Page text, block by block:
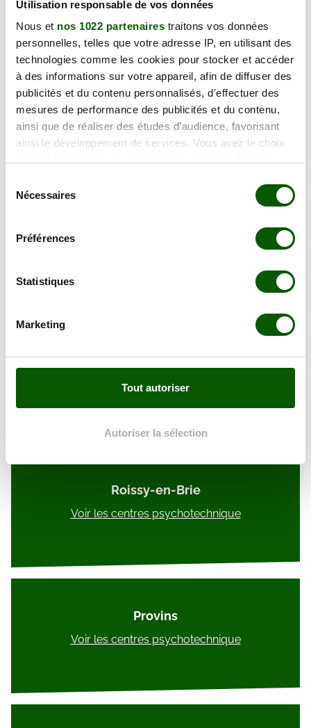
Utilisation responsable de vos données
Nous et nos 1022 partenaires traitons vos données
personnelles, telles que votre adresse IP, en utilisant des
technologies comme les cookies pour stocker et accéder
à des informations sur votre appareil, afin de diffuser des
publicités et du contenu personnalisés, d'effectuer des
mesures de performance des publicités et du contenu,
ainsi que de réaliser des études d’audience, favorisant
ainsi le développement de services. Vous avez le choix
tout moment en consultant la Déclaration relative aux
cookies ou en cliquant sur l'icône de confidentialité.
Si vous le permettez, nous aimerions également :
géographique qui peuvent être précises à plusieurs
Identifier votre appareil en l'analysant activement
pour en relever les caractéristiques spécifiques
Pour en savoir plus sur le traitement de vos données
personnelles et définir vos préférences, reportez-vous à
déclaration sur les cookies.
Les cookies nous permettent de personnaliser le contenu
et les annonces, d'offrir des fonctionnalités relatives aux
médias sociaux et d'analyser notre trafic. Nous
partageons également des informations sur l'utilisation de
avec d'autres informations que vous leur avez fournies
ou qu'ils ont collectées lors de votre utilisation de leurs
Nécessaires
Préférences
Statistiques
Marketing
Tout autoriser
Autoriser la sélection
Voir les centres psychotechnique
Fontainebleau
Voir les centres psychotechnique
Voir les centres psychotechnique
Roissy-en-Brie
Voir les centres psychotechnique
Provins
Voir les centres psychotechnique